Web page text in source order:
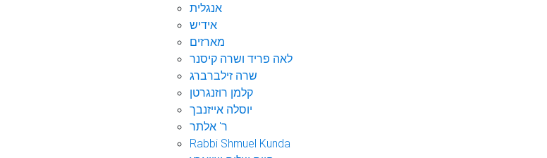
אנגלית
אידיש
מארזים
לאה פריד ושרה קיסנר
שרה זילברברג
קלמן רוזנגרטן
יוסלה אייזנבך
ר' אלתר
Rabbi Shmuel Kunda